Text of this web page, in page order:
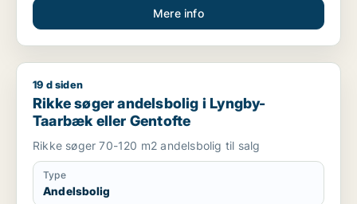
Mere info
Rikke søger andelsbolig i Lyngby-Taarbæk eller Gentofte
19 d siden
Rikke søger andelsbolig i Lyngby-
Taarbæk eller Gentofte
Rikke søger 70-120 m2 andelsbolig til salg
Type
Andelsbolig